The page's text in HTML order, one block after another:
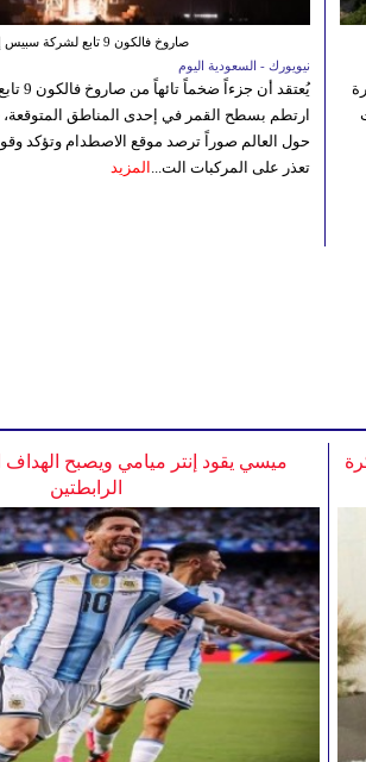
صاروخ فالكون 9 تابع لشركة سبيس إكس
نيويورك - السعودية اليوم
يُعتقد أن
ارتطم بسطح القمر في إحدى المناطق المتوقعة،
حول العالم صوراً ترصد موقع الاصطدام وتؤكد
تعذر على المركبات الت... المزيد
ميسي يقود إنتر ميامي ويصبح الهداف
الرابطتين